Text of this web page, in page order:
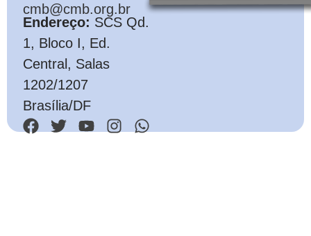
cmb@cmb.org.br
Endereço: SCS Qd.
1, Bloco I, Ed.
Central, Salas
1202/1207
Brasília/DF